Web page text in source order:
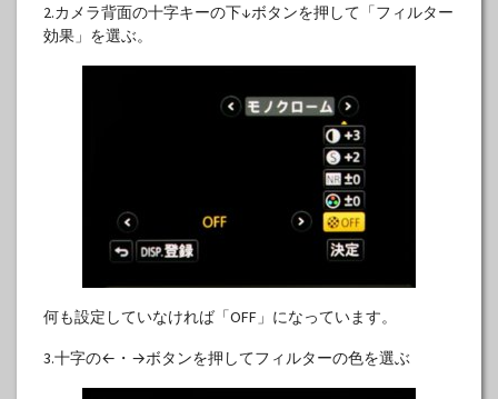
2.カメラ背面の十字キーの下↓ボタンを押して「フィルター
効果」を選ぶ。
何も設定していなければ「OFF」になっています。
3.十字の←・→ボタンを押してフィルターの色を選ぶ